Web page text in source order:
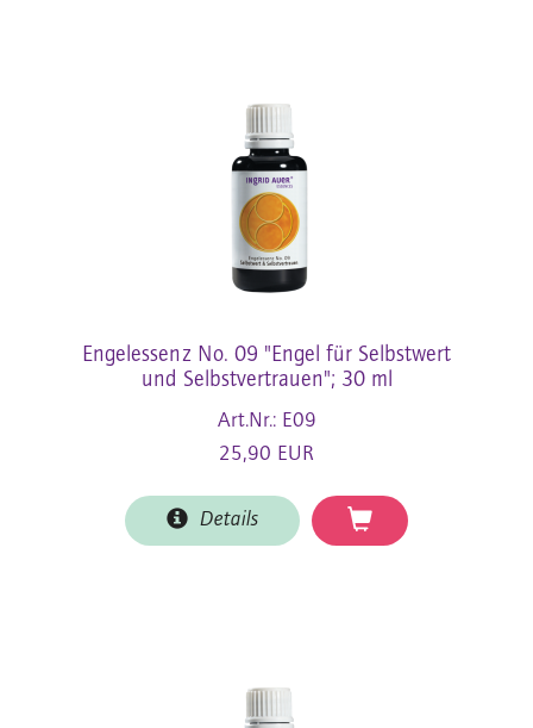
Engelessenz No. 09 "Engel für Selbstwert
und Selbstvertrauen"; 30 ml
Art.Nr.: E09
25,90 EUR
Details